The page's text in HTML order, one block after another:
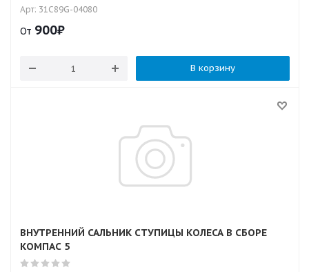
Арт: 31C89G-04080
От 900₽
В корзину
ВНУТРЕННИЙ САЛЬНИК СТУПИЦЫ КОЛЕСА В СБОРЕ
КОМПАС 5